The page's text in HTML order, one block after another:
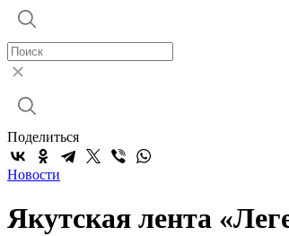
Поделиться
Новости
Якутская лента